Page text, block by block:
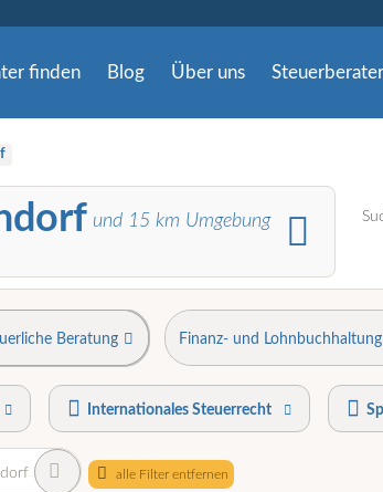
finden Blog Über uns
und 15 km Umgebung
Beratung Finanz- und Lohnbuchhaltung
Internationales Steuerrecht
alle Filter entfernen